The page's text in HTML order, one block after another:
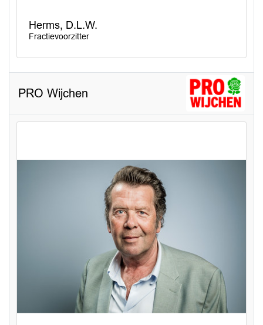
Herms, D.L.W.
Fractievoorzitter
PRO Wijchen